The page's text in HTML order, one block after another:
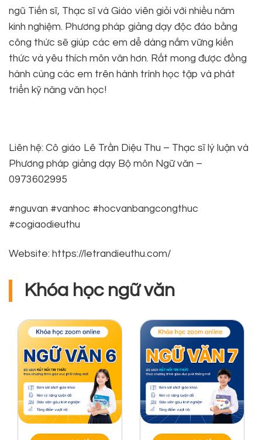
ngũ Tiến sĩ, Thạc sĩ và Giáo viên giỏi với nhiều năm
kinh nghiệm. Phương pháp giảng dạy độc đáo bằng
công thức sẽ giúp các em dễ dàng nắm vững kiến
thức và yêu thích môn văn hơn. Rất mong được đồng
hành cùng các em trên hành trình học tập và phát
triển kỹ năng văn học!
Liên hệ: Cô giáo Lê Trần Diệu Thu – Thạc sĩ lý luận và
Phương pháp giảng dạy Bộ môn Ngữ văn –
0973602995
#nguvan #vanhoc #hocvanbangcongthuc
#cogiaodieuthu
Website: https://letrandieuthu.com/
Khóa học ngữ văn